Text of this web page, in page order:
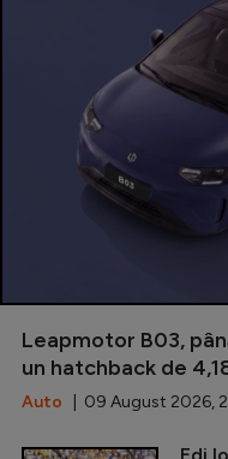
Leapmotor B03,
un hatchback de
Auto | 09 August 2026,
Edi